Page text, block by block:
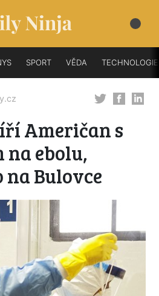
SPORT VĚDA TECHNOLOGIE
Američan s
na ebolu,
na Bulovce